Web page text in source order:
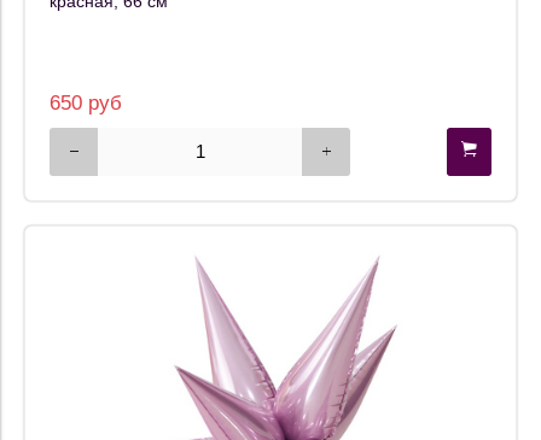
650 руб